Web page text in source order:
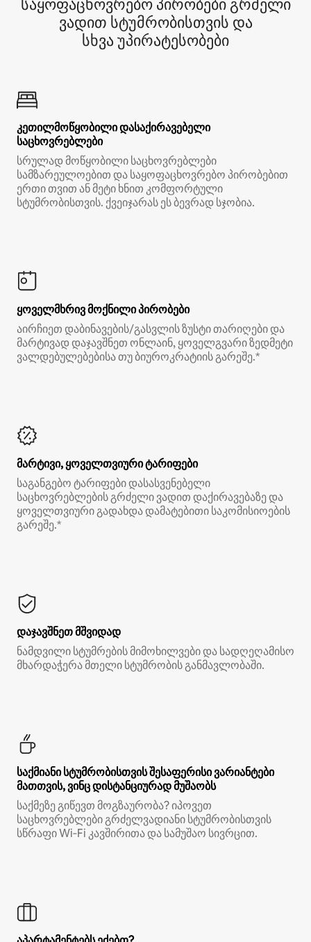
საყოფაცხოვრებო პირობები გრძელი
ვადით სტუმრობისთვის და
სხვა უპირატესობები
კეთილმოწყობილი დასაქირავებელი
საცხოვრებლები
სრულად მოწყობილი საცხოვრებლები
სამზარეულოებით და საყოფაცხოვრებო პირობებით
ერთი თვით ან მეტი ხნით კომფორტული
სტუმრობისთვის. ქვეიჯარას ეს ბევრად სჯობია.
ყოველმხრივ მოქნილი პირობები
აირჩიეთ დაბინავების/გასვლის ზუსტი თარიღები და
მარტივად დაჯავშნეთ ონლაინ, ყოველგვარი ზედმეტი
ვალდებულებებისა თუ ბიუროკრატიის გარეშე.*
მარტივი, ყოველთვიური ტარიფები
საგანგებო ტარიფები დასასვენებელი
საცხოვრებლების გრძელი ვადით დაქირავებაზე და
ყოველთვიური გადახდა დამატებითი საკომისიოების
გარეშე.*
დაჯავშნეთ მშვიდად
ნამდვილი სტუმრების მიმოხილვები და სადღეღამისო
მხარდაჭერა მთელი სტუმრობის განმავლობაში.
საქმიანი სტუმრობისთვის შესაფერისი ვარიანტები
მათთვის, ვინც დისტანციურად მუშაობს
საქმეზე გიწევთ მოგზაურობა? იპოვეთ
საცხოვრებლები გრძელვადიანი სტუმრობისთვის
სწრაფი Wi‑Fi კავშირითა და სამუშაო სივრცით.